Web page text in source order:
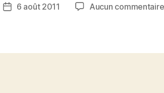
Date6 août 2011 Aucun commentaire